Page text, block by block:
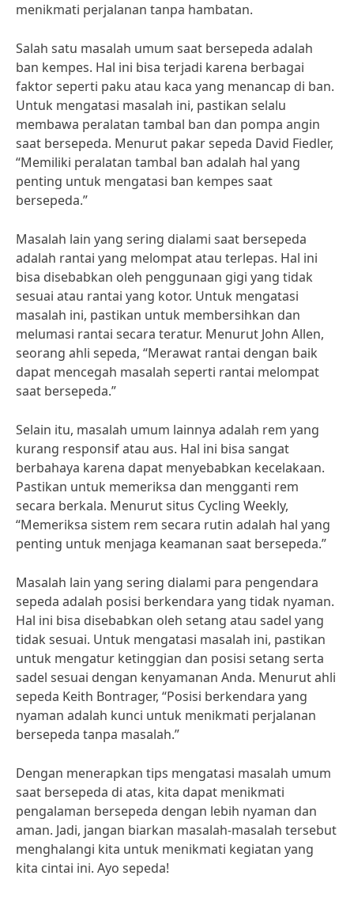
menikmati perjalanan tanpa hambatan.
Salah satu masalah umum saat bersepeda adalah
ban kempes. Hal ini bisa terjadi karena berbagai
faktor seperti paku atau kaca yang menancap di ban.
Untuk mengatasi masalah ini, pastikan selalu
membawa peralatan tambal ban dan pompa angin
saat bersepeda. Menurut pakar sepeda David Fiedler,
“Memiliki peralatan tambal ban adalah hal yang
penting untuk mengatasi ban kempes saat
bersepeda.”
Masalah lain yang sering dialami saat bersepeda
adalah rantai yang melompat atau terlepas. Hal ini
bisa disebabkan oleh penggunaan gigi yang tidak
sesuai atau rantai yang kotor. Untuk mengatasi
masalah ini, pastikan untuk membersihkan dan
melumasi rantai secara teratur. Menurut John Allen,
seorang ahli sepeda, “Merawat rantai dengan baik
dapat mencegah masalah seperti rantai melompat
saat bersepeda.”
Selain itu, masalah umum lainnya adalah rem yang
kurang responsif atau aus. Hal ini bisa sangat
berbahaya karena dapat menyebabkan kecelakaan.
Pastikan untuk memeriksa dan mengganti rem
secara berkala. Menurut situs Cycling Weekly,
“Memeriksa sistem rem secara rutin adalah hal yang
penting untuk menjaga keamanan saat bersepeda.”
Masalah lain yang sering dialami para pengendara
sepeda adalah posisi berkendara yang tidak nyaman.
Hal ini bisa disebabkan oleh setang atau sadel yang
tidak sesuai. Untuk mengatasi masalah ini, pastikan
untuk mengatur ketinggian dan posisi setang serta
sadel sesuai dengan kenyamanan Anda. Menurut ahli
sepeda Keith Bontrager, “Posisi berkendara yang
nyaman adalah kunci untuk menikmati perjalanan
bersepeda tanpa masalah.”
Dengan menerapkan tips mengatasi masalah umum
saat bersepeda di atas, kita dapat menikmati
pengalaman bersepeda dengan lebih nyaman dan
aman. Jadi, jangan biarkan masalah-masalah tersebut
menghalangi kita untuk menikmati kegiatan yang
kita cintai ini. Ayo sepeda!